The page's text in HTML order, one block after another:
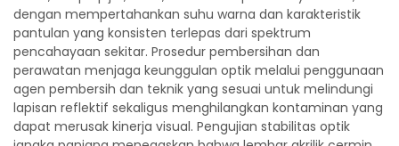
dengan mempertahankan suhu warna dan karakteristik
pantulan yang konsisten terlepas dari spektrum
pencahayaan sekitar. Prosedur pembersihan dan
perawatan menjaga keunggulan optik melalui penggunaan
agen pembersih dan teknik yang sesuai untuk melindungi
lapisan reflektif sekaligus menghilangkan kontaminan yang
dapat merusak kinerja visual. Pengujian stabilitas optik